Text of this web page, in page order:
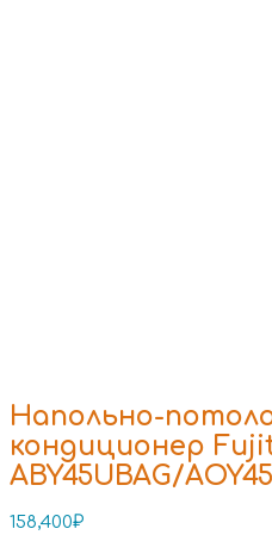
Напольно-
кондиционер
ABY45UBAG/
158,400₽